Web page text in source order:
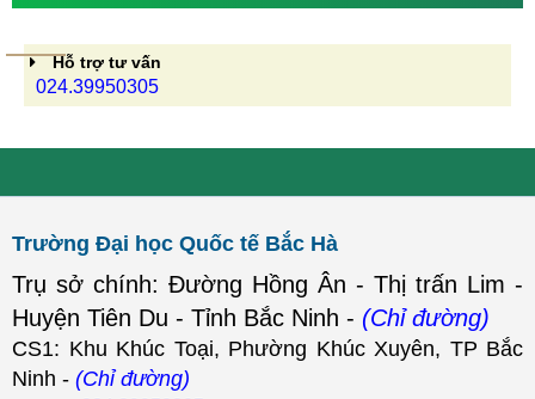
Hỗ trợ tư vấn
024.39950305
Trường Đại học Quốc tế Bắc Hà
Trụ sở chính: Đường Hồng Ân - Thị trấn Lim -
Huyện Tiên Du - Tỉnh Bắc Ninh - (Chỉ đường)
CS1: Khu Khúc Toại, Phường Khúc Xuyên, TP Bắc
Ninh - (Chỉ đường)